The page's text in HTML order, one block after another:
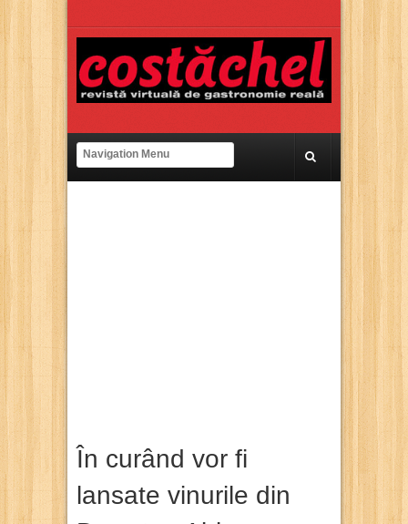
În curând vor fi
lansate vinurile din